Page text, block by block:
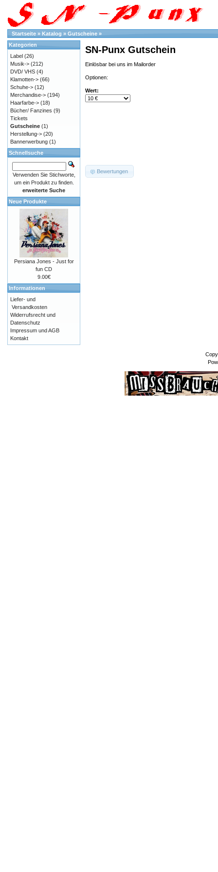
Startseite » Katalog » Gutscheine »
SN-Punx Gutschein
Einlösbar bei uns im Mailorder
Optionen:
Wert:
Bewertungen
Kategorien
Label (26)
Musik-> (212)
DVD/ VHS (4)
Klamotten-> (66)
Schuhe-> (12)
Merchandise-> (194)
Haarfarbe-> (18)
Bücher/ Fanzines (9)
Tickets
Gutscheine (1)
Herstellung-> (20)
Bannerwerbung (1)
Schnellsuche
Verwenden Sie Stichworte,
um ein Produkt zu finden.
erweiterte Suche
Neue Produkte
Persiana Jones - Just for
fun CD
9.00€
Informationen
Liefer- und
Versandkosten
Widerrufsrecht und
Datenschutz
Impressum und AGB
Kontakt